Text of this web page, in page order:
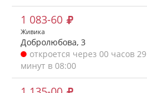
1 083-60
Живика
Добролюбова, 3
откроется через 00 часов 29
минут в 08:00